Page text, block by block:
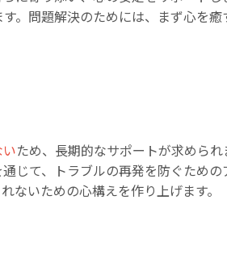
。問題解決のためには、まず心を癒
ため、長期的なサポートが求められ
じて、トラブルの再発を防ぐための
いための心構えを作り上げます。